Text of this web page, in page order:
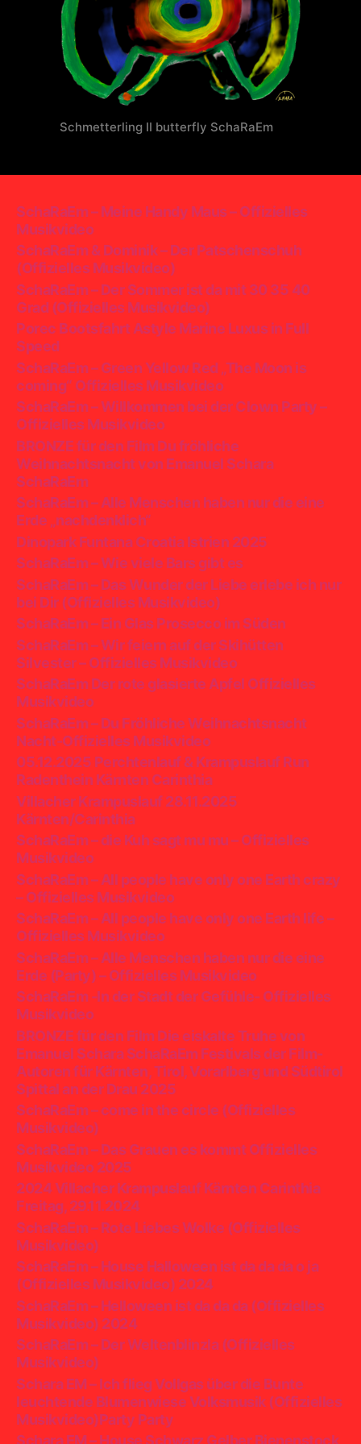
Schmetterling II butterfly SchaRaEm
SchaRaEm – Meine Handy Maus – Offizielles
Musikvideo
SchaRaEm & Dominik – Der Patschenschuh
(Offizielles Musikvideo)
SchaRaEm – Der Sommer ist da mit 30 35 40
Grad (Offizielles Musikvideo)
Porec Bootsfahrt Astyle Marine Luxus in Full
Speed
SchaRaEm – Green Yellow Red „The Moon is
coming“ Offizielles Musikvideo
SchaRaEm – Willkommen bei der Clown Party –
Offizielles Musikvideo
BRONZE für den Film Du fröhliche
Weihnachtsnacht von Emanuel Schara
SchaRaEm
SchaRaEm – Alle Menschen haben nur die eine
Erde „nachdenklich“
Dinopark Funtana Croatia Istrien 2025
SchaRaEm – Wie viele Bars gibt es
SchaRaEm – Das Wunder der Liebe erlebe ich nur
bei Dir (Offizielles Musikvideo)
SchaRaEm – Ein Glas Prosecco im Süden
SchaRaEm – Wir feiern auf der Skihütten
Silvester – Offizielles Musikvideo
SchaRaEm Der rote glasierte Apfel Offizielles
Musikvideo
SchaRaEm – Du Fröhliche Weihnachtsnacht
Nacht-Offizielles Musikvideo
05.12.2025 Perchtenlauf & Krampuslauf Run
Radenthein Kärnten Carinthia
Villacher Krampuslauf 28.11.2025
Kärnten/Carinthia
SchaRaEm – die Kuh sagt mu mu – Offizielles
Musikvideo
SchaRaEm – All people have only one Earth crazy
– Offizielles Musikvideo
SchaRaEm – All people have only one Earth life –
Offizielles Musikvideo
SchaRaEm – Alle Menschen haben nur die eine
Erde (Party) – Offizielles Musikvideo
SchaRaEm -In der Stadt der Gefühle- Offizielles
Musikvideo
BRONZE für den Film Die eiskalte Truhe von
Emanuel Schara SchaRaEm Festivals der Film-
Autoren für Kärnten, Tirol, Vorarlberg und Südtirol
Spittal an der Drau 2025
SchaRaEm – come in the circle (Offizielles
Musikvideo)
SchaRaEm – Das Grauen es kommt Offizielles
Musikvideo 2025
2024 Villacher Krampuslauf Kärnten Carinthia
Freitag, 29.11.2024
SchaRaEm – Rote Liebes Wolke (Offizielles
Musikvideo)
SchaRaEm – House Halloween ist da da da o ja
(Offizielles Musikvideo) 2024
SchaRaEm – Helloween ist da da da (Offizielles
Musikvideo) 2024
SchaRaEm – Der Weltenblinzla (Offizielles
Musikvideo)
Schara EM – Ich flieg Vollgas über die Bunte
leuchtende Blumenwiese Volksmusik (Offizielles
Musikvideo)Party Party
Schara EM – House Schwarz Gelber Bienenstock